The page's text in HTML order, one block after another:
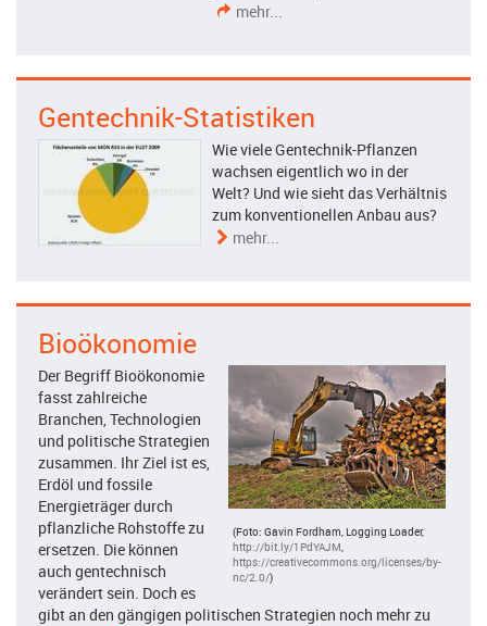
mehr...
Gentechnik-Statistiken
Wie viele Gentechnik-Pflanzen
wachsen eigentlich wo in der
Welt? Und wie sieht das Verhältnis
zum konventionellen Anbau aus?
mehr...
Bioökonomie
(Foto: Gavin Fordham, Logging Loader,
http://bit.ly/1PdYAJM
https://creativecommons.org/licenses/by-
nc/2.0/)
Der Begriff Bioökonomie
fasst zahlreiche
Branchen, Technologien
und politische Strategien
zusammen. Ihr Ziel ist es,
Erdöl und fossile
Energieträger durch
pflanzliche Rohstoffe zu
ersetzen. Die können
auch gentechnisch
verändert sein. Doch es
gibt an den gängigen politischen Strategien noch mehr zu